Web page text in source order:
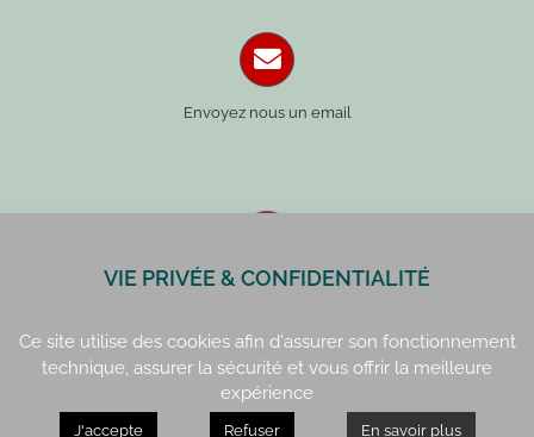
Envoyez nous un email
Paris : 01 42 34 14 59
VIE PRIVÉE & CONFIDENTIALITÉ
Ce site utilise des cookies afin d'assurer son fonctionnement
technique, assurer la sécurité et vous offrir la meilleure
expérience
J'accepte Refuser En savoir plus